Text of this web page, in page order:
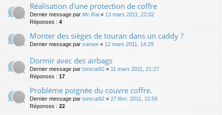
Réalisation d'une protection de coffre
Dernier message par Mc Rai « 13 mars 2011, 22:02
Réponses : 4
Monter des sièges de touran dans un caddy ?
Dernier message par samee « 12 mars 2011, 14:29
Dormir avec des airbags
Dernier message par tomcat92 « 11 mars 2011, 21:27
Réponses : 17
Problème poignée du couvre coffre.
Dernier message par tomcat92 « 27 févr. 2011, 10:56
Réponses : 22